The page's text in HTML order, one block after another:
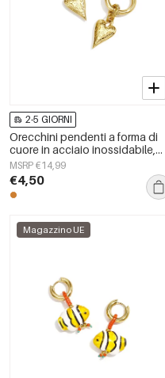
2-5 GIORNI
Orecchini pendenti a forma di
cuore in acciaio inossidabile,
serie Simple Daily Simple, gioielli
da donna
MSRP €14,99
€4,50
Magazzino UE